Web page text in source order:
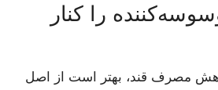
را کنار
مصرف قند، بهتر است از اصل